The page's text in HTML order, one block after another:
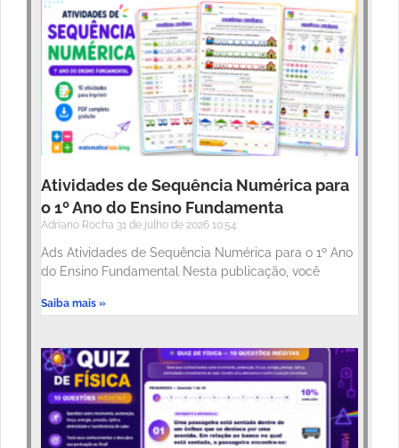
Atividades de Sequência Numérica para
o 1º Ano do Ensino Fundamenta
Adriano Rocha 31 de julho de 2026 10:54
Ads Atividades de Sequência Numérica para o 1º Ano
do Ensino Fundamental Nesta publicação, você
Saiba mais »